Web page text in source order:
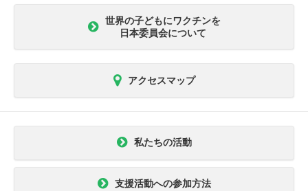
世界の子どもにワクチンを
日本委員会について
アクセスマップ
私たちの活動
支援活動への参加方法